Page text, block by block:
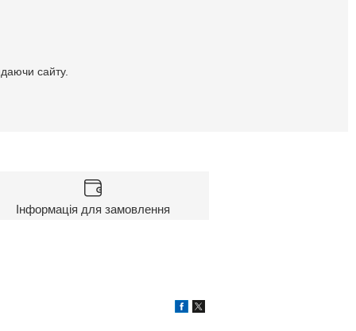
сайту.
Інформація для замовлення